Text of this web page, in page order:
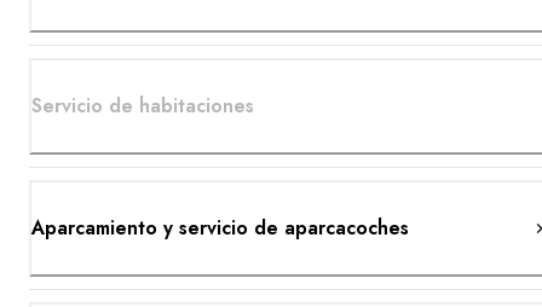
Servicio de habitaciones
Aparcamiento y servicio de aparcacoches